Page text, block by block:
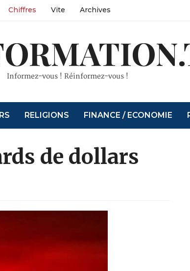
Chiffres Vite Archives
Informez-vous ! Réinformez-vous !
RELIGIONS FINANCE / ECONOMIE
de dollars